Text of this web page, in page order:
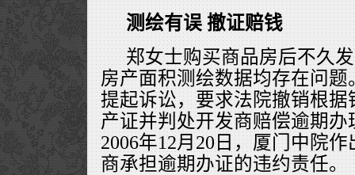
测绘有误 撤证赔钱
郑女士购买商品房后不久
房产面积测绘数据均存在问
提起诉讼，要求法院撤销根
产证并判处开发商赔偿逾期
2006年12月20日，厦门中院
商承担逾期办证的违约责任。